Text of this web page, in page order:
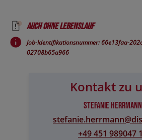
Auch ohne Lebenslauf
Job-Identifikationsnummer: 66e13faa-
02708b65a966
Kontakt zu
Stefanie Herrmann
+49 451 989047